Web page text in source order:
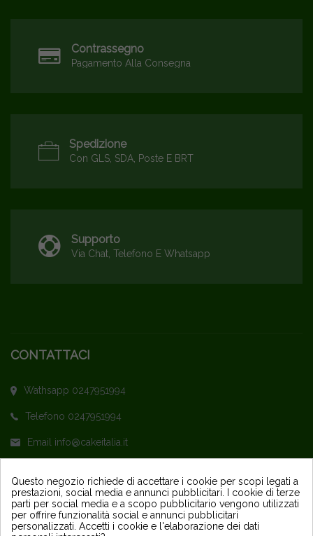
Contrassegno
Pagamento Alla Consegna
Spedizione
Con GLS, SDA, Poste E BRT
Supporto
Via Chat, Telefono E Whatsapp
CONTATTACI
Wathsapp 0247951994
Telefono 0247951994
Email info@cakeitalia.it
dalle ore 9,30 alle 14 e dalle 15 alle 18
Questo negozio richiede di accettare i cookie per scopi legati a
prestazioni, social media e annunci pubblicitari. I cookie di terze
parti per social media e a scopo pubblicitario vengono utilizzati
per offrire funzionalità social e annunci pubblicitari
personalizzati. Accetti i cookie e l'elaborazione dei dati